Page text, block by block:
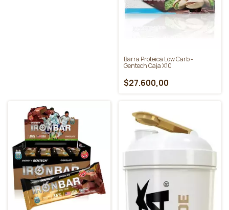
Barra Proteica Low Carb -
Gentech Caja X10
$27.600,00